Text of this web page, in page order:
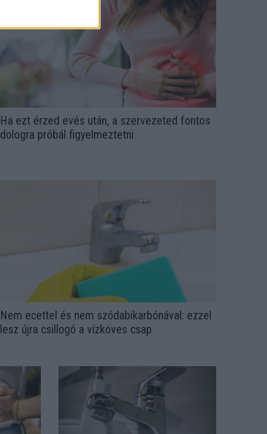
Ha ezt érzed evés után, a szervezeted fontos
dologra próbál figyelmeztetni
Nem ecettel és nem szódabikarbónával: ezzel
lesz újra csillogó a vízköves csap